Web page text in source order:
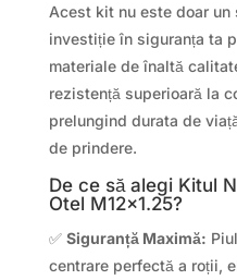
Acest kit nu este doar
investiție în siguranța ta
materiale de înaltă
rezistență superioară la
prelungind durata de
de prindere.
De ce să alegi Kitul
Otel M12x1.25?
✅ Siguranță Maximă:
centrare perfectă a roții,